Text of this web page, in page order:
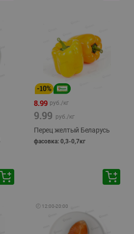
-10%
8.99 руб./кг
9.99 руб./кг
Перец желтый Беларусь
фасовка: 0,3-0,7кг
🕘 12:00-20:00